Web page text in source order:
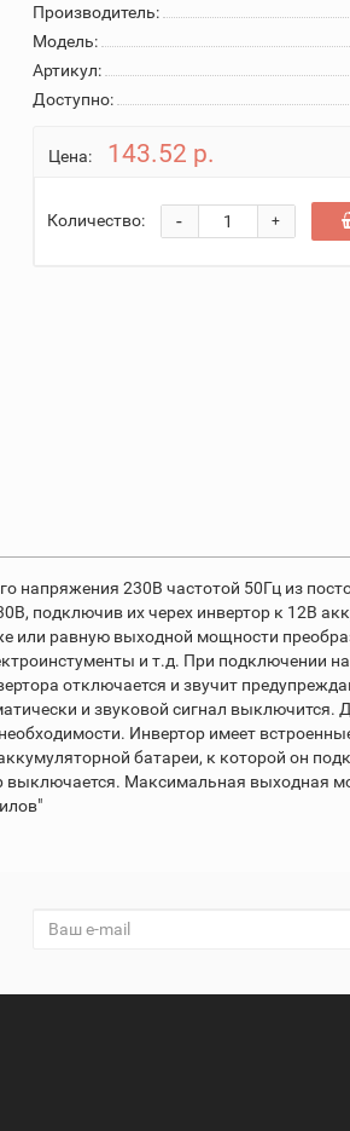
Производитель:
Модель:
Артикул:
Доступно:
Цена: 143.52 р.
Количество: +
-
напряжения 230В частотой 50Гц из
подключив их черех инвертор к 12В
равную выходной мощности
и т.д. При подключении
отключается и звучит
и звуковой сигнал
Инвертор имеет
батареи, к которой он
выключается. Максимальная